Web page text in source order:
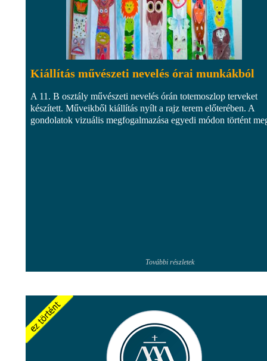
Kiállítás művészeti nevelés órai munkákból
A 11. B osztály művészeti nevelés órán totemoszlop terveket
készített. Műveikből kiállítás nyílt a rajz terem előterében. A
gondolatok vizuális megfogalmazása egyedi módon történt
További részletek